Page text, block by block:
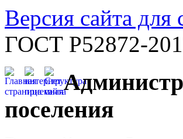
Версия сайта
ГОСТ Р52872-
поселения